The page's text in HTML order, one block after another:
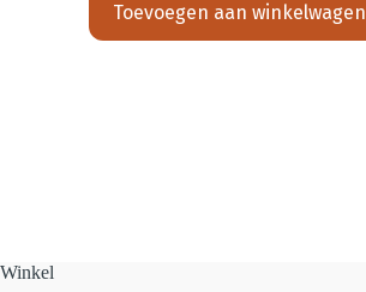
Toevoegen aan winkelwagen
Winkel